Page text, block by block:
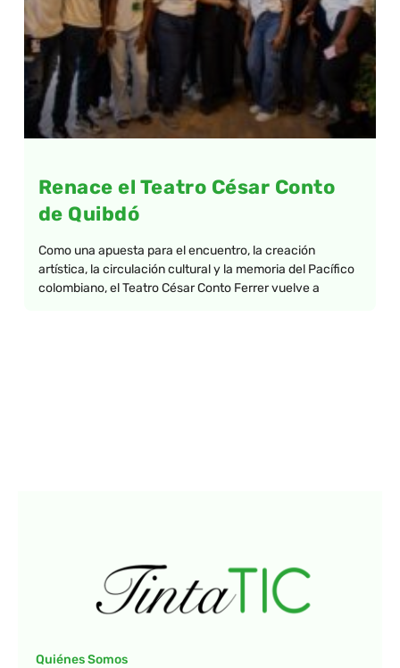
Renace el Teatro César Conto
de Quibdó
Como una apuesta para el encuentro, la creación
artística, la circulación cultural y la memoria del Pacífico
colombiano, el Teatro César Conto Ferrer vuelve a
Quiénes Somos